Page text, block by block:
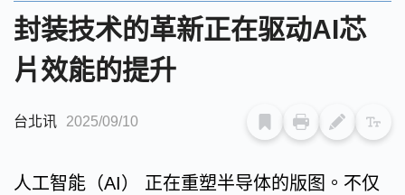
封装技术的革新正在驱动AI芯
片效能的提升
台北讯 2025/09/10
人工智能（AI） 正在重塑半导体的版图。不仅